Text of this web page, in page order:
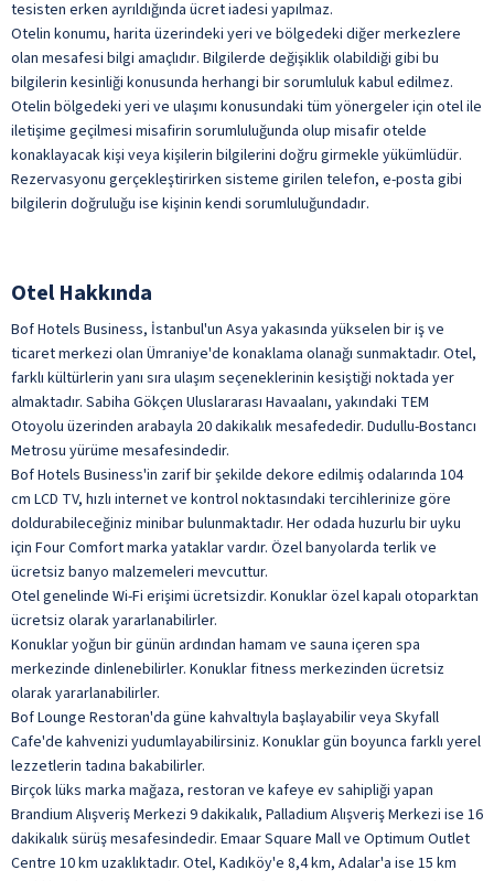
tesisten erken ayrıldığında ücret iadesi yapılmaz.
Otelin konumu, harita üzerindeki yeri ve bölgedeki diğer merkezlere
olan mesafesi bilgi amaçlıdır. Bilgilerde değişiklik olabildiği gibi bu
bilgilerin kesinliği konusunda herhangi bir sorumluluk kabul edilmez.
Otelin bölgedeki yeri ve ulaşımı konusundaki tüm yönergeler için otel ile
iletişime geçilmesi misafirin sorumluluğunda olup misafir otelde
konaklayacak kişi veya kişilerin bilgilerini doğru girmekle yükümlüdür.
Rezervasyonu gerçekleştirirken sisteme girilen telefon, e-posta gibi
bilgilerin doğruluğu ise kişinin kendi sorumluluğundadır.
Otel Hakkında
Bof Hotels Business, İstanbul'un Asya yakasında yükselen bir iş ve
ticaret merkezi olan Ümraniye'de konaklama olanağı sunmaktadır. Otel,
farklı kültürlerin yanı sıra ulaşım seçeneklerinin kesiştiği noktada yer
almaktadır. Sabiha Gökçen Uluslararası Havaalanı, yakındaki TEM
Otoyolu üzerinden arabayla 20 dakikalık mesafededir. Dudullu-Bostancı
Metrosu yürüme mesafesindedir.
Bof Hotels Business'in zarif bir şekilde dekore edilmiş odalarında 104
cm LCD TV, hızlı internet ve kontrol noktasındaki tercihlerinize göre
doldurabileceğiniz minibar bulunmaktadır. Her odada huzurlu bir uyku
için Four Comfort marka yataklar vardır. Özel banyolarda terlik ve
ücretsiz banyo malzemeleri mevcuttur.
Otel genelinde Wi-Fi erişimi ücretsizdir. Konuklar özel kapalı otoparktan
ücretsiz olarak yararlanabilirler.
Konuklar yoğun bir günün ardından hamam ve sauna içeren spa
merkezinde dinlenebilirler. Konuklar fitness merkezinden ücretsiz
olarak yararlanabilirler.
Bof Lounge Restoran'da güne kahvaltıyla başlayabilir veya Skyfall
Cafe'de kahvenizi yudumlayabilirsiniz. Konuklar gün boyunca farklı yerel
lezzetlerin tadına bakabilirler.
Birçok lüks marka mağaza, restoran ve kafeye ev sahipliği yapan
Brandium Alışveriş Merkezi 9 dakikalık, Palladium Alışveriş Merkezi ise 16
dakikalık sürüş mesafesindedir. Emaar Square Mall ve Optimum Outlet
Centre 10 km uzaklıktadır. Otel, Kadıköy'e 8,4 km, Adalar'a ise 15 km